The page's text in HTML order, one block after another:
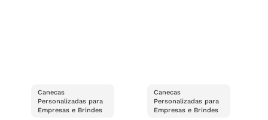
Canecas
Personalizadas para
Empresas e Brindes
Canecas
Personalizadas para
Empresas e Brindes